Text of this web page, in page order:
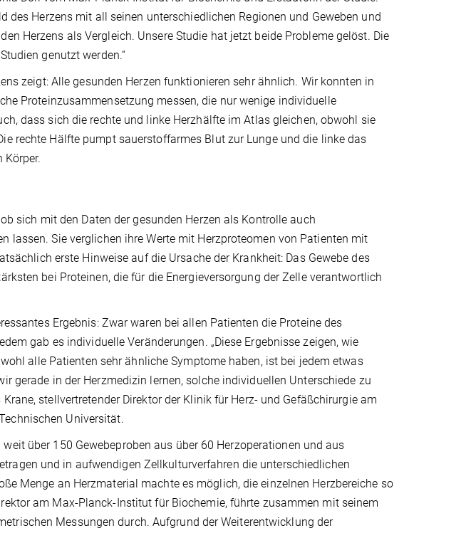
des Herzens mit all seinen unterschiedlichen Regionen und Geweben und
Herzens als Vergleich. Unsere Studie hat jetzt beide Probleme gelöst. Die
genutzt werden.“
zeigt: Alle gesunden Herzen funktionieren sehr ähnlich. Wir konnten in
Proteinzusammensetzung messen, die nur wenige individuelle
dass sich die rechte und linke Herzhälfte im Atlas gleichen, obwohl sie
rechte Hälfte pumpt sauerstoffarmes Blut zur Lunge und die linke das
Körper.
sich mit den Daten der gesunden Herzen als Kontrolle auch
lassen. Sie verglichen ihre Werte mit Herzproteomen von Patienten mit
erste Hinweise auf die Ursache der Krankheit: Das Gewebe des
bei Proteinen, die für die Energieversorgung der Zelle verantwortlich
Ergebnis: Zwar waren bei allen Patienten die Proteine des
gab es individuelle Veränderungen. „Diese Ergebnisse zeigen, wie
alle Patienten sehr ähnliche Symptome haben, ist bei jedem etwas
gerade in der Herzmedizin lernen, solche individuellen Unterschiede zu
stellvertretender Direktor der Klinik für Herz- und Gefäßchirurgie am
Universität.
über 150 Gewebeproben aus über 60 Herzoperationen und aus
und in aufwendigen Zellkulturverfahren die unterschiedlichen
Menge an Herzmaterial machte es möglich, die einzelnen Herzbereiche so
am Max-Planck-Institut für Biochemie, führte zusammen mit seinem
Messungen durch. Aufgrund der Weiterentwicklung der